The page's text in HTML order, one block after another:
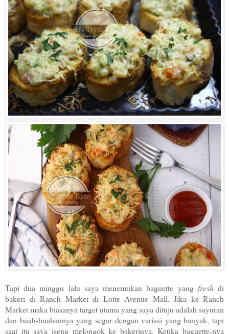
Tapi dua minggu lalu saya menemukan baguette yangfreshdi
bakeri di Ranch Market di Lotte Avenue Mall. Jika ke Ranch
Market maka biasanya target utama yang saya dituju adalah sayuran
dan buah-buahannya yang segar dengan variasi yang banyak, tapi
saat itu saya iseng melongok ke bakerinya. Ketika baguette-nya